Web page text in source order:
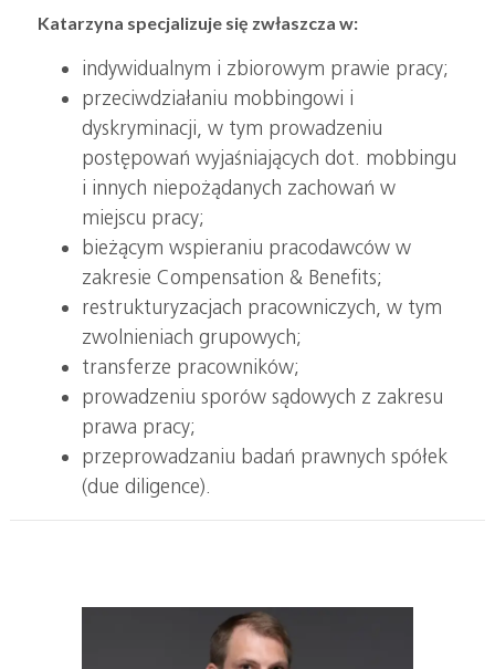
Katarzyna specjalizuje się zwłaszcza w:
indywidualnym i zbiorowym prawie pracy;
przeciwdziałaniu mobbingowi i
dyskryminacji, w tym prowadzeniu
postępowań wyjaśniających dot. mobbingu
i innych niepożądanych zachowań w
miejscu pracy;
bieżącym wspieraniu pracodawców w
zakresie Compensation & Benefits;
restrukturyzacjach pracowniczych, w tym
zwolnieniach grupowych;
transferze pracowników;
prowadzeniu sporów sądowych z zakresu
prawa pracy;
przeprowadzaniu badań prawnych spółek
(due diligence).